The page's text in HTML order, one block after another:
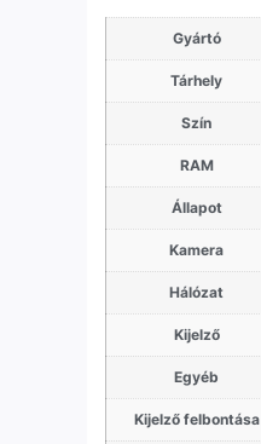
Gyártó
Tárhely
Szín
RAM
Állapot
Kamera
Hálózat
Kijelző
Egyéb
Kijelző felbontása